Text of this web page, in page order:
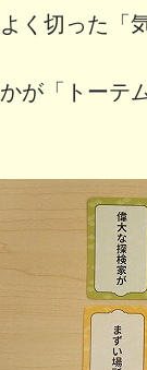
く切った「
が「トーテ